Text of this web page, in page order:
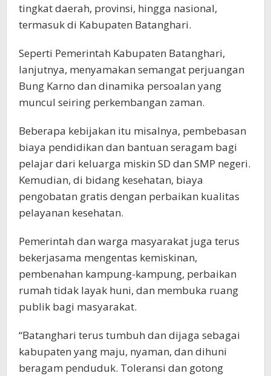
tingkat daerah, provinsi, hingga nasional,
termasuk di Kabupaten Batanghari.
Seperti Pemerintah Kabupaten Batanghari,
lanjutnya, menyamakan semangat perjuangan
Bung Karno dan dinamika persoalan yang
muncul seiring perkembangan zaman.
Beberapa kebijakan itu misalnya, pembebasan
biaya pendidikan dan bantuan seragam bagi
pelajar dari keluarga miskin SD dan SMP negeri.
Kemudian, di bidang kesehatan, biaya
pengobatan gratis dengan perbaikan kualitas
pelayanan kesehatan.
Pemerintah dan warga masyarakat juga terus
bekerjasama mengentas kemiskinan,
pembenahan kampung-kampung, perbaikan
rumah tidak layak huni, dan membuka ruang
publik bagi masyarakat.
“Batanghari terus tumbuh dan dijaga sebagai
kabupaten yang maju, nyaman, dan dihuni
beragam penduduk. Toleransi dan gotong